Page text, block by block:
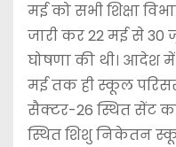
मई को सभी शिक्षा
जारी कर 22 मई से 30
घोषणा की थी। आदेश
मई तक ही स्कूल
सैक्टर-26 स्थित सेंट
स्थित शिशु निकेतन